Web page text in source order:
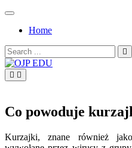
Skip
contentHome
Search
for:
Co powoduje
Kurzajki, znane również